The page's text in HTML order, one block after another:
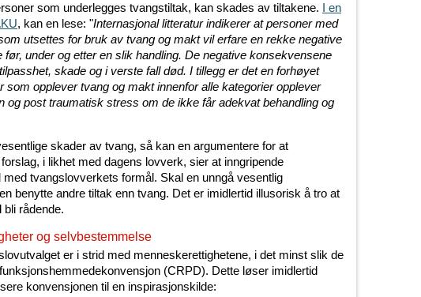
som underlegges tvangstiltak, kan skades av tiltakene. I en
, kan en lese: "Internasjonal litteratur indikerer at personer med
utsettes for bruk av tvang og makt vil erfare en rekke negative
før, under og etter en slik handling. De negative konsekvensene
skade og i verste fall død. I tillegg er det en forhøyet
som opplever tvang og makt innenfor alle kategorier opplever
og post traumatisk stress om de ikke får adekvat behandling og
skader av tvang, så kan en argumentere for at
i likhet med dagens lovverk, sier at inngripende
tvangslovverkets formål. Skal en unngå vesentlig
benytte andre tiltak enn tvang. Det er imidlertid illusorisk å tro at
bli rådende.
og selvbestemmelse
er i strid med menneskerettighetene, i det minst slik de
(CRPD). Dette løser imidlertid
konvensjonen til en inspirasjonskilde: